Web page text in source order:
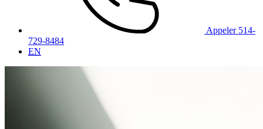
Appeler 514-
729-8484
EN